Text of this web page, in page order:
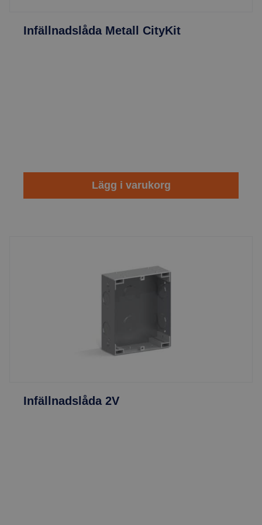
Infällnadslåda Metall CityKit
Lägg i varukorg
Infällnadslåda 2V